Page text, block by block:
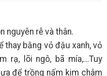
nguyên rễ và thân.
thay bằng vỏ đậu xanh, vỏ
rạ, lõi ngô, bã mía,...Tuy
để trồng nấm kim châm